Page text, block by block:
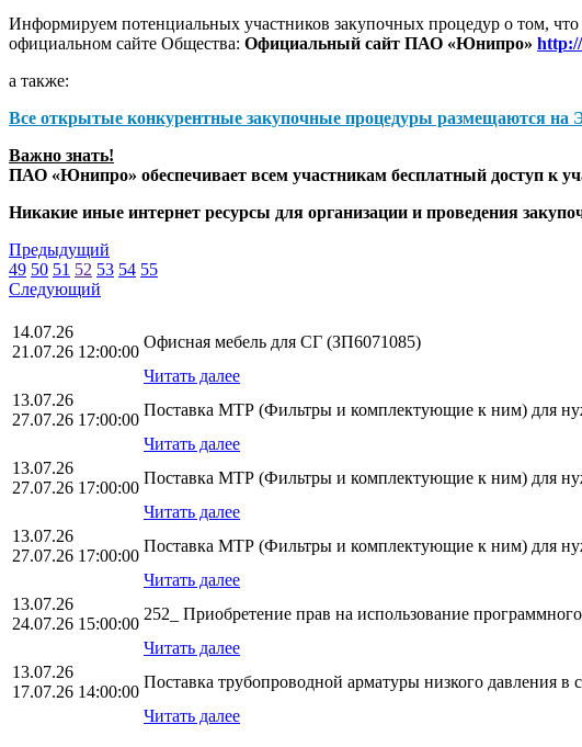
Информируем потенциальных участников закупочных процедур о том,
официальном сайте Общества: Официальный сайт ПАО «Юнипро»
а также:
Все открытые конкурентные закупочные процедуры размещаются на
Важно знать!
ПАО «Юнипро» обеспечивает всем участникам бесплатный доступ к
Никакие иные интернет ресурсы для организации и проведения
Предыдущий
49 50 51 52 53 54 55
Следующий
14.07.26
21.07.26 12:00:00
Офисная мебель для СГ (ЗП6071085)
Читать далее
13.07.26
27.07.26 17:00:00
Поставка МТР (Фильтры и комплектующие к ним) для
Читать далее
13.07.26
27.07.26 17:00:00
Поставка МТР (Фильтры и комплектующие к ним) для
Читать далее
13.07.26
27.07.26 17:00:00
Поставка МТР (Фильтры и комплектующие к ним) для
Читать далее
13.07.26
24.07.26 15:00:00
252_ Приобретение прав на использование
Читать далее
13.07.26
17.07.26 14:00:00
Поставка трубопроводной арматуры низкого
Читать далее